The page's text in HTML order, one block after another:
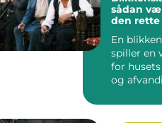
sådan
den
En
spiller en
for
og